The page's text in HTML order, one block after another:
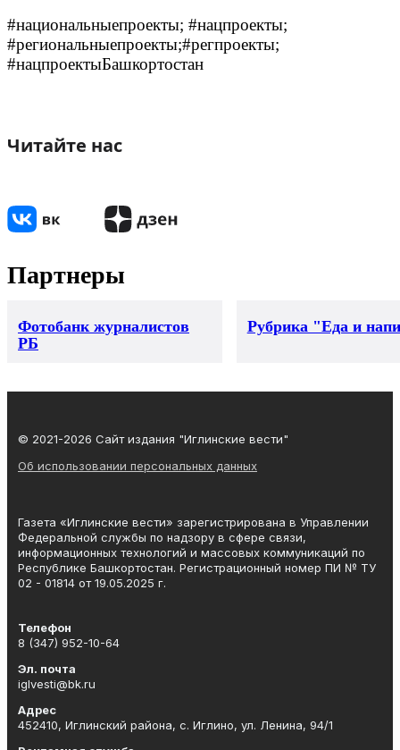
#национальныепроекты; #нацпроекты;
#региональныепроекты;#регпроекты;
#нацпроектыБашкортостан
Читайте нас
Партнеры
Фотобанк журналистов
РБ
Рубрика "Еда и
© 2021-2026 Сайт издания "Иглинские вести"
Об использовании персональных данных
Газета «Иглинские вести» зарегистрирована в Управлении
Федеральной службы по надзору в сфере связи,
информационных технологий и массовых коммуникаций по
Республике Башкортостан. Регистрационный номер ПИ № ТУ
02 - 01814 от 19.05.2025 г.
Телефон
8 (347) 952-10-64
Эл. почта
iglvesti@bk.ru
Адрес
452410, Иглинский района, с. Иглино, ул. Ленина, 94/1